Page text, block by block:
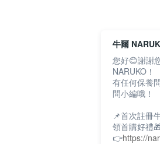
牛爾
您好😊謝謝
NARUKO！
有任何保養
問小編哦！
📌首次註冊
領首購好禮
👉https://